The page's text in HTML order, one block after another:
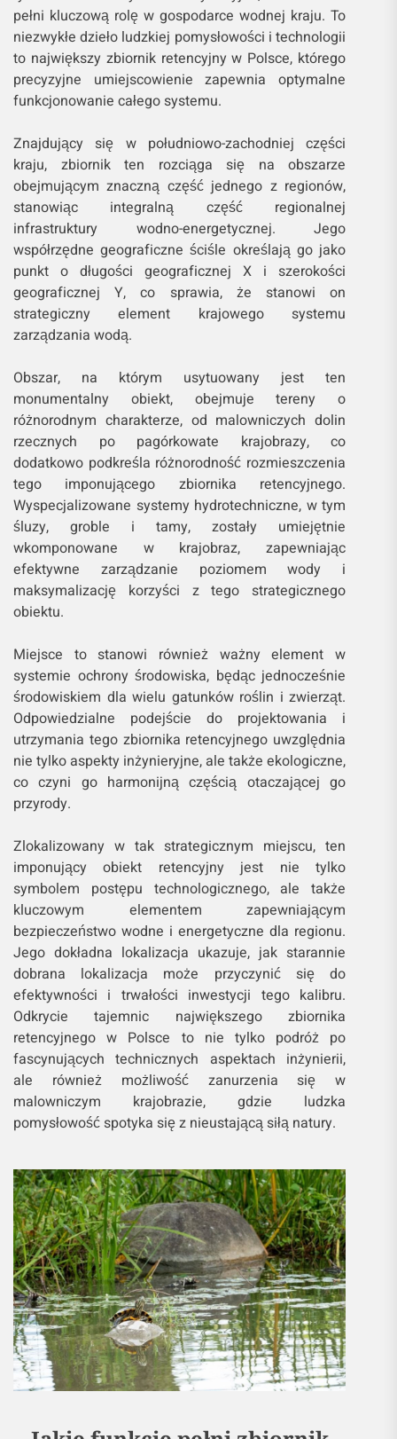
pełni kluczową rolę w gospodarce wodnej kraju. To
niezwykłe dzieło ludzkiej pomysłowości i technologii
to największy zbiornik retencyjny w Polsce, którego
precyzyjne umiejscowienie zapewnia optymalne
funkcjonowanie całego systemu.
Znajdujący się w południowo-zachodniej części
kraju, zbiornik ten rozciąga się na obszarze
obejmującym znaczną część jednego z regionów,
stanowiąc integralną część regionalnej
infrastruktury wodno-energetycznej. Jego
współrzędne geograficzne ściśle określają go jako
punkt o długości geograficznej X i szerokości
geograficznej Y, co sprawia, że stanowi on
strategiczny element krajowego systemu
zarządzania wodą.
Obszar, na którym usytuowany jest ten
monumentalny obiekt, obejmuje tereny o
różnorodnym charakterze, od malowniczych dolin
rzecznych po pagórkowate krajobrazy, co
dodatkowo podkreśla różnorodność rozmieszczenia
tego imponującego zbiornika retencyjnego.
Wyspecjalizowane systemy hydrotechniczne, w tym
śluzy, groble i tamy, zostały umiejętnie
wkomponowane w krajobraz, zapewniając
efektywne zarządzanie poziomem wody i
maksymalizację korzyści z tego strategicznego
obiektu.
Miejsce to stanowi również ważny element w
systemie ochrony środowiska, będąc jednocześnie
środowiskiem dla wielu gatunków roślin i zwierząt.
Odpowiedzialne podejście do projektowania i
utrzymania tego zbiornika retencyjnego uwzględnia
nie tylko aspekty inżynieryjne, ale także ekologiczne,
co czyni go harmonijną częścią otaczającej go
przyrody.
Zlokalizowany w tak strategicznym miejscu, ten
imponujący obiekt retencyjny jest nie tylko
symbolem postępu technologicznego, ale także
kluczowym elementem zapewniającym
bezpieczeństwo wodne i energetyczne dla regionu.
Jego dokładna lokalizacja ukazuje, jak starannie
dobrana lokalizacja może przyczynić się do
efektywności i trwałości inwestycji tego kalibru.
Odkrycie tajemnic największego zbiornika
retencyjnego w Polsce to nie tylko podróż po
fascynujących technicznych aspektach inżynierii,
ale również możliwość zanurzenia się w
malowniczym krajobrazie, gdzie ludzka
pomysłowość spotyka się z nieustającą siłą natury.